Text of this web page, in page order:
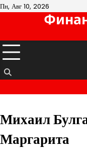
Перейти
Пн, Авг 10, 2026
Михаил
Маргарита